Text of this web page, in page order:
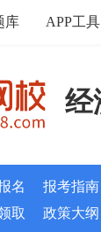
库 APP工具
经
名 报考指南
取
政策大纲